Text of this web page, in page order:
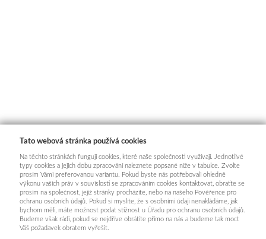
Tato webová stránka používá cookies
Na těchto stránkách fungují cookies, které naše společnosti využívají. Jednotlivé
typy cookies a jejich dobu zpracování naleznete popsané níže v tabulce. Zvolte
prosím Vámi preferovanou variantu. Pokud byste nás potřebovali ohledně
výkonu vašich práv v souvislosti se zpracováním cookies kontaktovat, obraťte se
prosím na společnost, jejíž stránky procházíte, nebo na našeho Pověřence pro
ochranu osobních údajů. Pokud si myslíte, že s osobními údaji nenakládáme, jak
bychom měli, máte možnost podat stížnost u Úřadu pro ochranu osobních údajů.
Budeme však rádi, pokud se nejdříve obrátíte přímo na nás a budeme tak moct
Váš požadavek obratem vyřešit.